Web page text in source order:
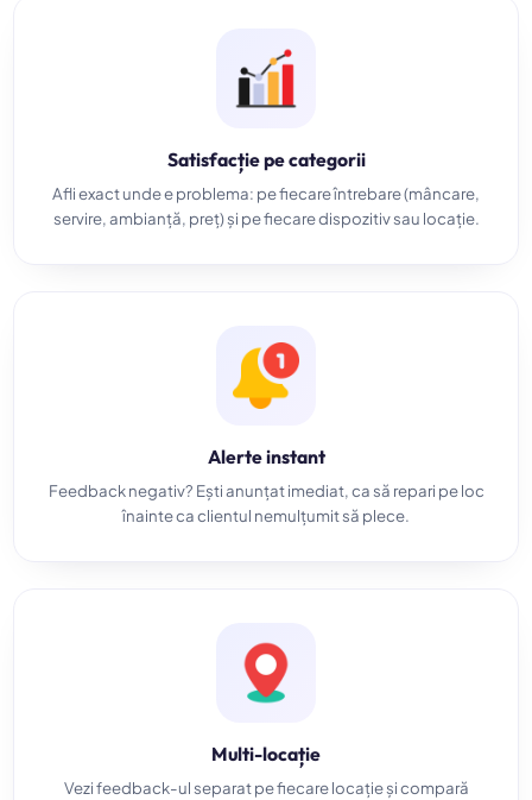
Satisfacție pe categorii
Afli exact unde e problema: pe fiecare întrebare (mâncare,
servire, ambianță, preț) și pe fiecare dispozitiv sau locație.
Alerte instant
Feedback negativ? Ești anunțat imediat, ca să repari pe loc
înainte ca clientul nemulțumit să plece.
Multi-locație
Vezi feedback-ul separat pe fiecare locație și compară